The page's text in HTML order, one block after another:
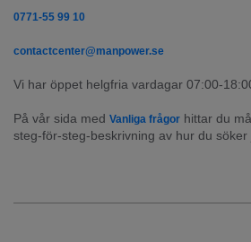
0771-55 99 10
contactcenter@manpower.se
Vi har öppet helgfria vardagar 07:00-
På vår sida med Vanliga frågor hittar du
steg-för-steg-beskrivning av hur du söker